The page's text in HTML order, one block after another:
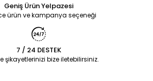
Geniş Ürün Yelpazesi
ürün ve kampanya seçeneği
7 / 24 DESTEK
şikayetlerinizi bize iletebilirsiniz.